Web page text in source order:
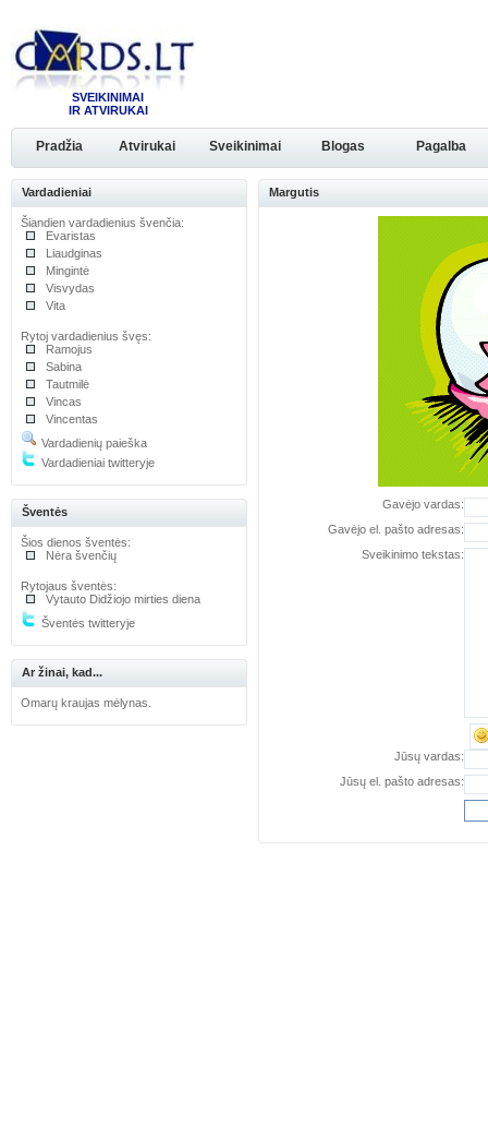
SVEIKINIMAI
IR ATVIRUKAI
Pradžia Atvirukai Sveikinimai Blogas Pagalba
Vardadieniai
Šiandien vardadienius švenčia:
Evaristas
Liaudginas
Mingintė
Visvydas
Vita
Rytoj vardadienius švęs:
Ramojus
Sabina
Tautmilė
Vincas
Vincentas
Vardadienių paieška
Vardadieniai twitteryje
Šventės
Šios dienos šventės:
Nėra švenčių
Rytojaus šventės:
Vytauto Didžiojo mirties diena
Šventės twitteryje
Ar žinai, kad...
Omarų kraujas mėlynas.
Margutis
Gavėjo vardas:
Gavėjo el. pašto adresas:
Sveikinimo tekstas:
Jūsų vardas:
Jūsų el. pašto adresas: